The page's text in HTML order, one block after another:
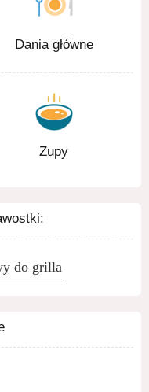
Dania główne
Zupy
do grilla